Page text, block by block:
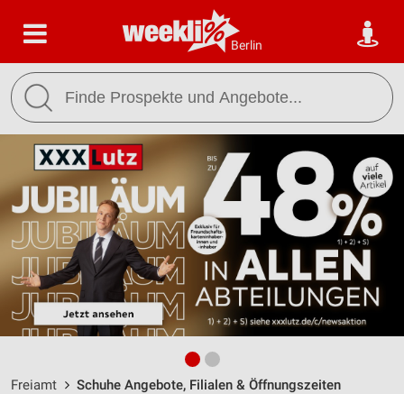
Berlin
Freiamt Schuhe Angebote, Filialen & Öffnungszeiten